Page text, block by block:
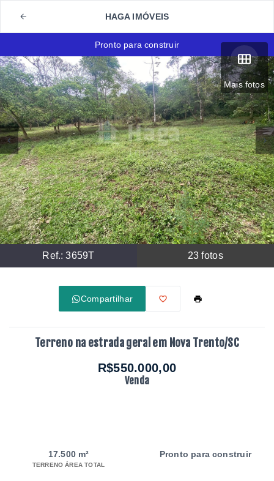
HAGA IMÓVEIS
Mais fotos
Ref.:3659T 23 fotos
Pronto para construir
Compartilhar
Terreno na estrada geral em Nova Trento/SC
R$550.000,00
Venda
17.500 m²
TERRENO ÁREA TOTAL
Pronto para construir